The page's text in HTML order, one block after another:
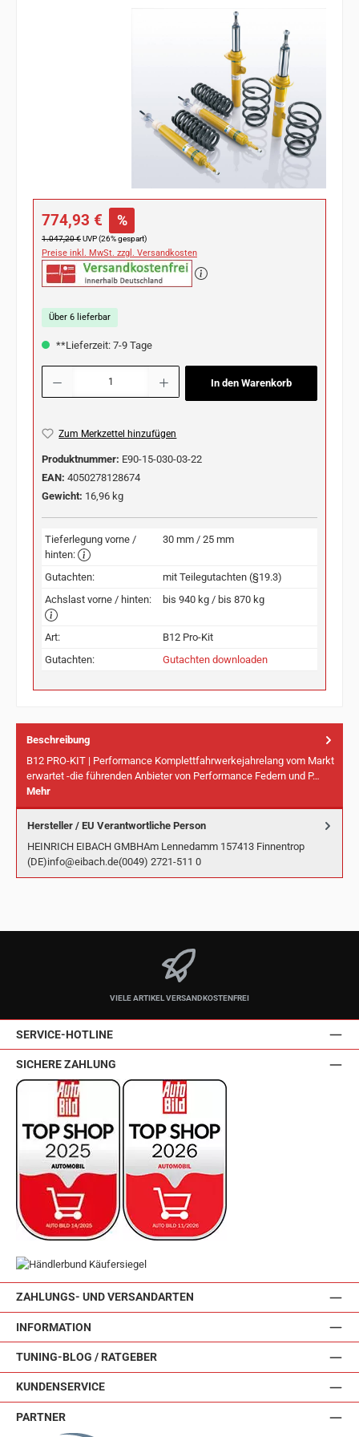
Verkaufspreis:
774,93 € %
Regulärer Preis:
1.047,20 €UVP (26% gespart)
Preise inkl. MwSt. zzgl. Versandkosten
Über 6 lieferbar
**Lieferzeit: 7-9 Tage
Produkt Anzahl: Gib den gewünschten Wert ein oder benutze die Schaltflächen
In den Warenkorb
Zum Merkzettel hinzufügen
Produktnummer: E90-15-030-03-22
EAN: 4050278128674
Gewicht: 16,96 kg
Tieferlegung vorne /
hinten:
30 mm / 25 mm
Gutachten:
mit Teilegutachten (§19.3)
Achslast vorne / hinten:
bis 940 kg / bis 870 kg
Art:
B12 Pro-Kit
Gutachten:
Gutachten downloaden
Beschreibung
B12 PRO-KIT | Performance Komplettfahrwerkejahrelang vom Markt
erwartet -die führenden Anbieter von Performance Federn und P…
Mehr
Hersteller / EU Verantwortliche Person
HEINRICH EIBACH GMBHAm Lennedamm 157413 Finnentrop
(DE)info@eibach.de(0049) 2721-511 0
VIELE ARTIKEL VERSANDKOSTENFREI
SERVICE-HOTLINE
ZAHLUNGS- UND VERSANDARTEN
INFORMATION
TUNING-BLOG / RATGEBER
KUNDENSERVICE
SICHERE ZAHLUNG
PARTNER